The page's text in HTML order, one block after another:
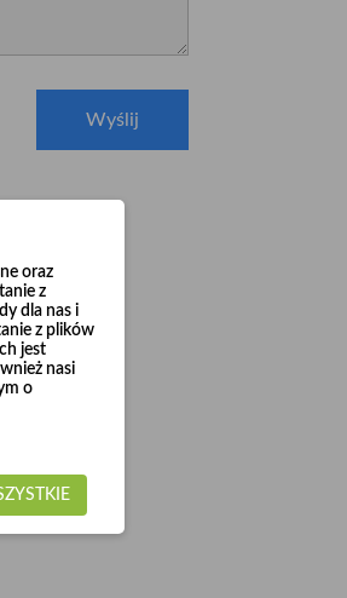
oraz
z
dla nas i
z plików
jest
nasi
o